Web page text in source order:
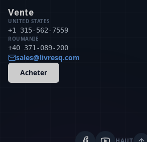
Vente
UNITED STATES
+1 315-562-7559
ROUMANIE
+40 371-089-200
sales@livresq.com
Acheter